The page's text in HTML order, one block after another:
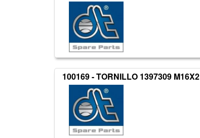
100169 - TORNILLO 1397309 M16X2